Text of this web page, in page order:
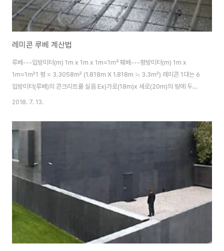
레미콘 루베 계산법
루베---입방미터(m) 1m x 1m x 1m=1㎥ 훼베---평방미터(m) 1m x
1m=1㎡1 평 = 3.3058㎡ (1.818m X 1.818m ≒ 3.3㎡) 레미콘 1대는 6
입방미터(루베)의 콘크리트를 실음 Ex)가로(18m)x 세로(20m)의 땅에 두께
(8cm)로 콘크리트 기초를 다지면 레미콘차가 몇대나 필요한가? ::일단 평수는
베)로 계산하면 18mx20mx0.08m=28.8㎥ 레미콘 한차가 6입방미터(루
베)콘크리트를 싣고 다니기때문에 28.8㎥/6㎥=4.8대의 레미콘차가 필요
하게 됩니다. 레미콘의규격 ex)레미콘 규격 25-180-08 에 대해 말씀드리면
25 : 골재 크기 180 : 강도 08 : 슬럼프를 나타..
2018. 7. 13.